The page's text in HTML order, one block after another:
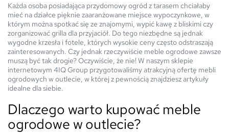
Każda osoba posiadająca przydomowy ogród z tarasem chciałaby
mieć na działce pięknie zaaranżowane miejsce wypoczynkowe, w
którym można spotkać się ze znajomymi, wypić kawę z bliskimi czy
zorganizować grilla dla przyjaciół. Do tego niezbędne są jednak
wygodne krzesła i fotele, których wysokie ceny często odstraszają
zainteresowanych. Czy jednak rzeczywiście meble ogrodowe zawsze
muszą być tak drogie? Oczywiście, że nie! W naszym sklepie
internetowym 4IQ Group przygotowaliśmy atrakcyjną ofertę mebli
ogrodowych w outlecie, w której z pewnością znajdziesz artykuły
idealne dla siebie.
Dlaczego warto kupować meble
ogrodowe w outlecie?